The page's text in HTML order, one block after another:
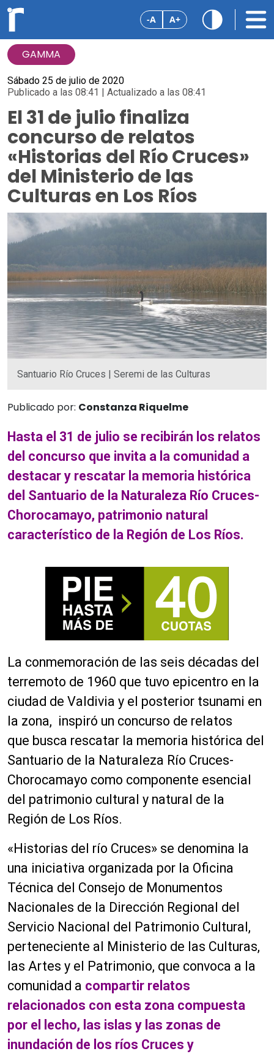
-A A+
GAMMA
Sábado 25 de julio de 2020
Publicado a las 08:41 | Actualizado a las 08:41
El 31 de julio finaliza
concurso de relatos
«Historias del Río Cruces»
del Ministerio de las
Culturas en Los Ríos
Santuario Río Cruces | Seremi de las Culturas
Publicado por: Constanza Riquelme
Hasta el 31 de julio se recibirán los relatos
del concurso que invita a la comunidad a
destacar y rescatar la memoria histórica
del Santuario de la Naturaleza Río Cruces-
Chorocamayo, patrimonio natural
característico de la Región de Los Ríos.
La conmemoración de las seis décadas del
terremoto de 1960 que tuvo epicentro en la
ciudad de Valdivia y el posterior tsunami en
la zona, inspiró un concurso de relatos
que busca rescatar la memoria histórica del
Santuario de la Naturaleza Río Cruces-
Chorocamayo como componente esencial
del patrimonio cultural y natural de la
Región de Los Ríos.
«Historias del río Cruces» se denomina la
una iniciativa organizada por la Oficina
Técnica del Consejo de Monumentos
Nacionales de la Dirección Regional del
Servicio Nacional del Patrimonio Cultural,
perteneciente al Ministerio de las Culturas,
las Artes y el Patrimonio, que convoca a la
comunidad a compartir relatos
relacionados con esta zona compuesta
por el lecho, las islas y las zonas de
inundación de los ríos Cruces y